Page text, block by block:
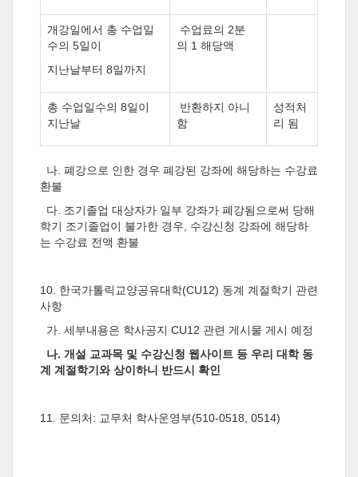
개강일에서 총 수업일
수의 5일이
지난날부터 8일까지
수업료의 2분
의 1 해당액
총 수업일수의 8일이
지난날
반환하지 아니
함
성적처
리 됨
나 폐강으로 인한 경우 폐강된 강좌에 해당하는 수강료
환불
다 조기졸업 대상자가 일부 강좌가 폐강됨으로써 당해
학기 조기졸업이 불가한 경우
수강신청 강좌에 해당하
는 수강료 전액 환불
10. 한국가톨릭교양공유대학(CU12) 동계 계절학기 관련
사항
가. 세부내용은 학사공지 CU12 관련 게시물 게시 예정
나. 개설 교과목 및 수강신청 웹사이트 등 우리 대학 동
계 계절학기와 상이하니 반드시 확인
11. 문의처: 교무처 학사운영부(510-0518, 0514)